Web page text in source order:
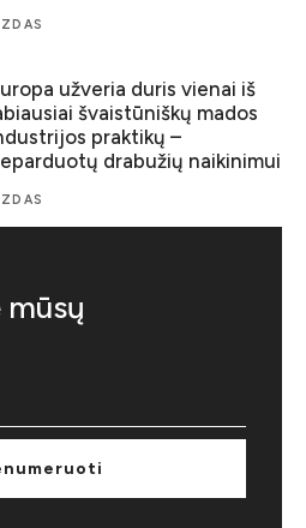
užveria duris vienai iš
švaistūniškų mados
praktikų –
drabužių naikinimui
mūsų